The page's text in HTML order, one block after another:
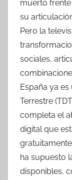
muerto frente
su
Pero la
sociales,
España ya
Terrestre
completa el
digital que
ha supuesto
disponibles,